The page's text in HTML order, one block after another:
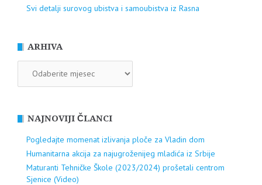
Svi detalji surovog ubistva i samoubistva iz Rasna
ARHIVA
NAJNOVIJI ČLANCI
Pogledajte momenat izlivanja ploče za Vladin dom
Humanitarna akcija za najugroženijeg mladića iz Srbije
Maturanti Tehničke Škole (2023/2024) prošetali centrom
Sjenice (Video)